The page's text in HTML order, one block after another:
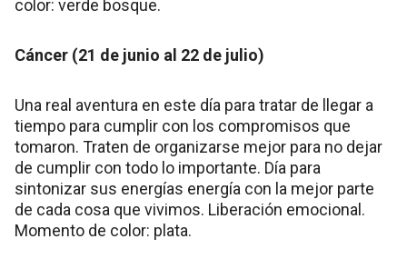
color: verde bosque.
Cáncer (21 de junio al 22 de julio)
Una real aventura en este día para tratar de llegar a
tiempo para cumplir con los compromisos que
tomaron. Traten de organizarse mejor para no dejar
de cumplir con todo lo importante. Día para
sintonizar sus energías energía con la mejor parte
de cada cosa que vivimos. Liberación emocional.
Momento de color: plata.